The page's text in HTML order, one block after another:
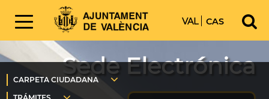
VAL CAS
Sede Electrónica